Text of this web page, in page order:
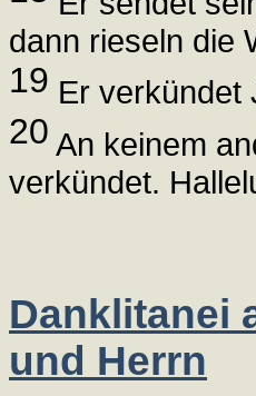
dann rieseln die
19 Er verkündet
20 An keinem
verkündet.
Danklitanei
und Herrn